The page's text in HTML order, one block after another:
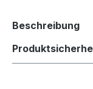
Beschreibung